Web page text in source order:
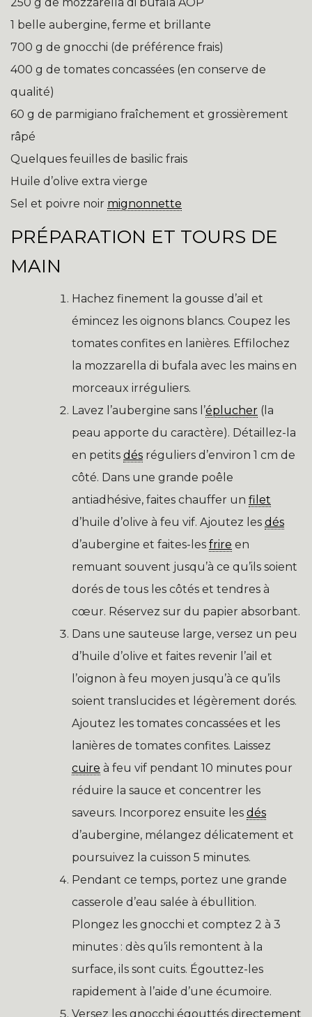
1 belle aubergine, ferme et brillante
700 g de gnocchi (de préférence frais)
400 g de tomates concassées (en conserve de
qualité)
60 g de parmigiano fraîchement et grossièrement
râpé
Quelques feuilles de basilic frais
Huile d’olive extra vierge
Sel et poivre noir mignonnette
PRÉPARATION ET TOURS DE
MAIN
Hachez finement la gousse d’ail et
émincez les oignons blancs. Coupez les
tomates confites en lanières. Effilochez
la mozzarella di bufala avec les mains en
morceaux irréguliers.
Lavez l’aubergine sans l’éplucher (la
peau apporte du caractère). Détaillez-la
en petits dés réguliers d’environ 1 cm de
côté. Dans une grande poêle
antiadhésive, faites chauffer un filet
d’huile d’olive à feu vif. Ajoutez les dés
d’aubergine et faites-les frire en
remuant souvent jusqu’à ce qu’ils soient
dorés de tous les côtés et tendres à
cœur. Réservez sur du papier absorbant.
Dans une sauteuse large, versez un peu
d’huile d’olive et faites revenir l’ail et
l’oignon à feu moyen jusqu’à ce qu’ils
soient translucides et légèrement dorés.
Ajoutez les tomates concassées et les
lanières de tomates confites. Laissez
cuire à feu vif pendant 10 minutes pour
réduire la sauce et concentrer les
saveurs. Incorporez ensuite les dés
d’aubergine, mélangez délicatement et
poursuivez la cuisson 5 minutes.
Pendant ce temps, portez une grande
casserole d’eau salée à ébullition.
Plongez les gnocchi et comptez 2 à 3
minutes : dès qu’ils remontent à la
surface, ils sont cuits. Égouttez-les
rapidement à l’aide d’une écumoire.
Versez les gnocchi égouttés directement